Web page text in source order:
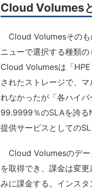
Cloud Volumes
Cloud Volumesそのも
ニューで選択する種類
Cloud Volumesは「
されたストレージで、
れなかったが「各ハイパ
99.9999％のSLAを誇る
提供サービスとしての
Cloud Volumesのデー
を取得でき、課金は変
みに課金する。インス